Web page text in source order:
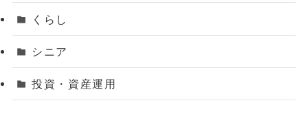
くらし
シニア
投資・資産運用